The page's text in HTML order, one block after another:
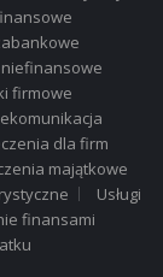
firmowe
dla firm
majątkowe
Usługi
finansami